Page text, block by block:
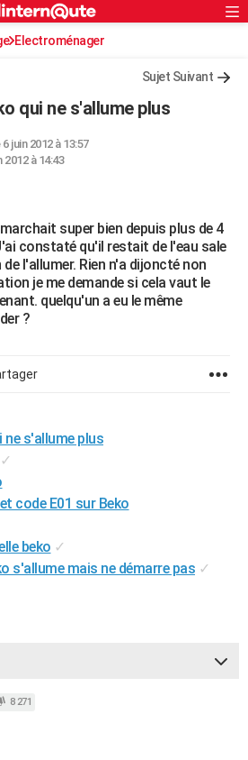
S'inscrire
Connexion
Electroménager
Sujet Suivant
qui ne s'allume plus
juin 2012 à 13:57
2012 à 14:43
super bien depuis plus de 4
constaté qu'il restait de l'eau sale
l'allumer. Rien n'a dijoncté non
je me demande si cela vaut le
quelqu'un a eu le même
?
ne s'allume plus
✓
code E01 sur Beko
beko ✓
s'allume mais ne démarre pas ✓
8 271